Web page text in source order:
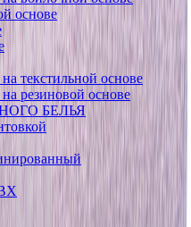
основе
текстильной основе
резиновой основе
БЕЛЬЯ